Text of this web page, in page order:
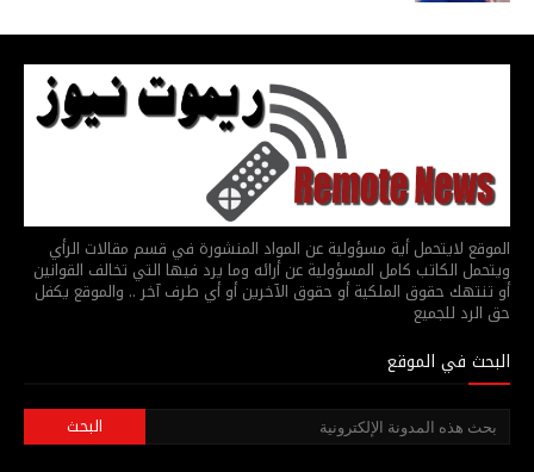
الموقع لايتحمل أية مسؤولية عن المواد المنشورة في قسم مقالات الرأي
ويتحمل الكاتب كامل المسؤولية عن أرائه وما يرد فيها التي تخالف القوانين
أو تنتهك حقوق الملكية أو حقوق الآخرين أو أي طرف آخر .. والموقع يكفل
حق الرد للجميع
البحث في الموقع